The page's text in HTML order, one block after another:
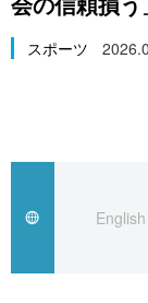
カテゴリー
経済・ビジネス
国際
トップ
アーカイブ
In-depth
Japan Data
経済・ビジネス
スポーツ
English